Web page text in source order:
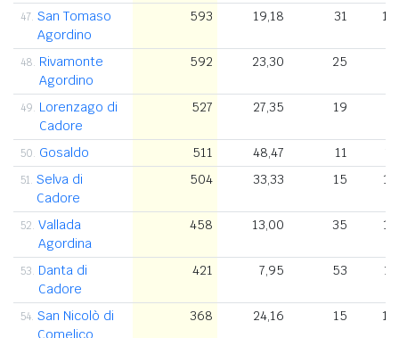
47. San Tomaso
Agordino
593 19,18 31
48. Rivamonte
Agordino
592 23,30 25
49. Lorenzago di
Cadore
527 27,35 19
50. Gosaldo 511 48,47 11
51. Selva di
Cadore
504 33,33 15
52. Vallada
Agordina
458 13,00 35
53. Danta di
Cadore
421 7,95 53
54. San Nicolò di
Comelico
368 24,16 15